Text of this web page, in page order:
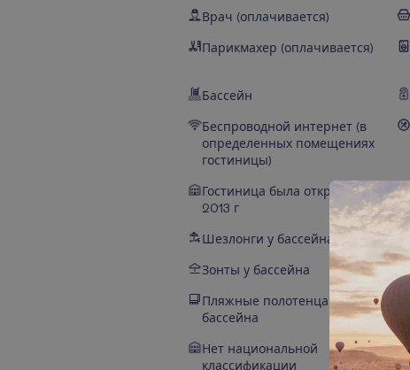
Врач (оплачивается)
Парикмахер (оплачивается)
Бассейн
Беспроводной интернет (в
определенных помещениях
гостиницы)
Гостиница была открыта
2013 г
Шезлонги у бассейна
Зонты у бассейна
Пляжные полотенца у
бассейна
Нет национальной
классификации